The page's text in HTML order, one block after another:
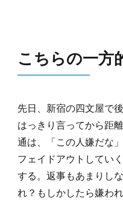
こちらの一方
先日、新宿の四文屋で
はっきり言ってから距
通は、「この人嫌だな
フェイドアウトしてい
する。返事もあまりし
れ？もしかしたら嫌わ